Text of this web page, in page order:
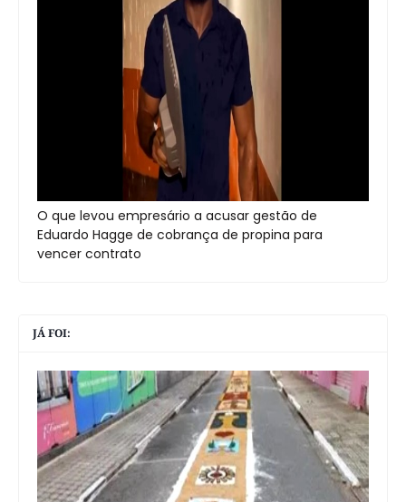
O que levou empresário a acusar gestão de
Eduardo Hagge de cobrança de propina para
vencer contrato
JÁ FOI: